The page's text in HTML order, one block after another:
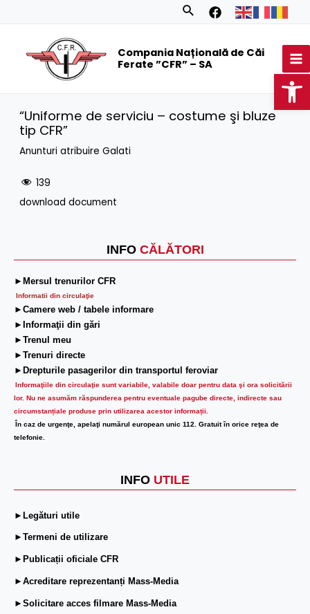
Search
Compania Națională de Căi
Ferate ”CFR” – SA
INFO CĂLĂTORI
►Mersul trenurilor CFR
Informatii din circulaţie
►Camere web / tabele informare
►Informaţii din gări
►Trenul meu
►Trenuri directe
►Drepturile pasagerilor din transportul feroviar
Informaţiile din circulaţie sunt variabile, valabile doar pentru data şi ora solicitării
lor. Nu ne asumăm răspunderea pentru eventuale pagube directe, indirecte sau
circumstanțiale produse prin utilizarea acestor informații.
În caz de urgenţe, apelaţi numărul european unic 112. Gratuit în orice reţea de
telefonie.
INFO UTILE
►Legături utile
►Termeni de utilizare
►Publicații oficiale CFR
►Acreditare reprezentanți Mass-Media
►Solicitare acces filmare Mass-Media
“Uniforme de serviciu – costume şi bluze
tip CFR”
Anunturi atribuire Galati
139
download document